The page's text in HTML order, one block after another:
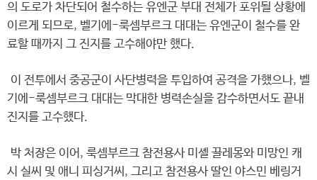
의 도로가 차단되어 철수하는 유엔군 부대 전체가 포위될 상황에
이르게 되므로, 벨기에-룩셈부르크 대대는 유엔군이 철수를 완
료할 때까지 그 진지를 고수해야만 했다.
이 전투에서 중공군이 사단병력을 투입하여 공격을 가했으나, 벨
기에-룩셈부르크 대대는 막대한 병력손실을 감수하면서도 끝내
진지를 고수했다.
박 처장은 이어, 룩셈부르크 참전용사 미셸 끌레몽와 미망인 캐
시 실씨 및 애니 피싱거씨, 그리고 참전용사 딸인 야스민 베링거